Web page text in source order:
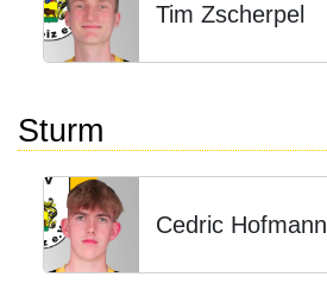
Tim Zscherpel
Sturm
Cedric Hofmann